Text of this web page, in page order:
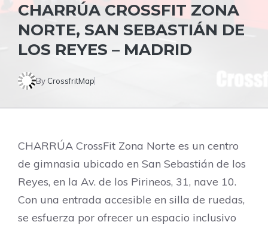
CHARRÚA CROSSFIT ZONA
NORTE, SAN SEBASTIÁN DE
LOS REYES – MADRID
By CrossfritMap
CHARRÚA CrossFit Zona Norte es un centro
de gimnasia ubicado en San Sebastián de los
Reyes, en la Av. de los Pirineos, 31, nave 10.
Con una entrada accesible en silla de ruedas,
se esfuerza por ofrecer un espacio inclusivo